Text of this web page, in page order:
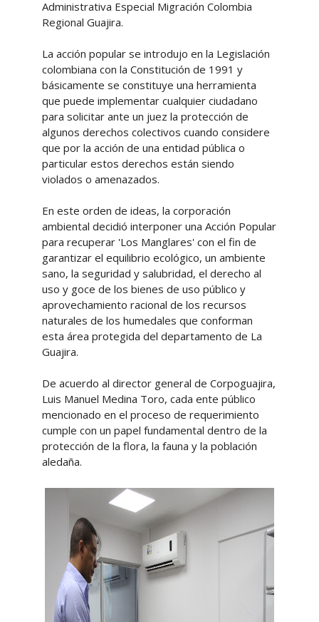
Administrativa Especial Migración Colombia
Regional Guajira.
La acción popular se introdujo en la Legislación
colombiana con la Constitución de 1991 y
básicamente se constituye una herramienta
que puede implementar cualquier ciudadano
para solicitar ante un juez la protección de
algunos derechos colectivos cuando considere
que por la acción de una entidad pública o
particular estos derechos están siendo
violados o amenazados.
En este orden de ideas, la corporación
ambiental decidió interponer una Acción Popular
para recuperar 'Los Manglares' con el fin de
garantizar el equilibrio ecológico, un ambiente
sano, la seguridad y salubridad, el derecho al
uso y goce de los bienes de uso público y
aprovechamiento racional de los recursos
naturales de los humedales que conforman
esta área protegida del departamento de La
Guajira.
De acuerdo al director general de Corpoguajira,
Luis Manuel Medina Toro, cada ente público
mencionado en el proceso de requerimiento
cumple con un papel fundamental dentro de la
protección de la flora, la fauna y la población
aledaña.